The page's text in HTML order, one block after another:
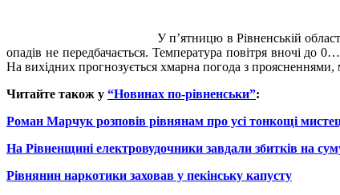
У п’ятницю в Рівненській
опадів не передбачається. Температура повітря вночі до
На вихідних прогнозується хмарна погода з
Читайте також у “Новинах по-рівненськи”:
Роман Марчук розповів рівнянам про усі тонкощі
На Рівненщині електровудочники завдали збитків на
Рівнянин наркотики заховав у пекінську капусту